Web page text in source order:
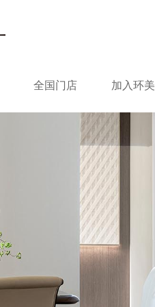
全国门店 加入环美